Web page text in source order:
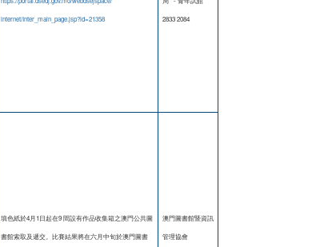
internet/Inter_main_page.jsp?id=21358 2833 2084
填色紙於4月1日起在9 間設有作品收集箱之澳門公共圖
書館索取及遞交。比賽結果將在六月中旬於澳門圖書
澳門圖書館暨資訊
管理協會